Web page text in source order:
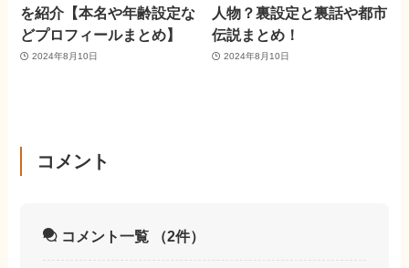
を紹介【本名や年齢設定な
どプロフィールまとめ】
2024年8月10日
人物？裏設定と裏話や都市
伝説まとめ！
2024年8月10日
コメント
コメント一覧 （2件）